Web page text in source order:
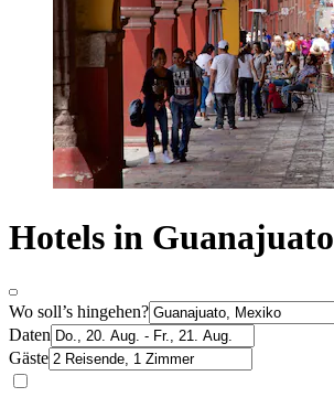
Hotels in Guanajuato
Wo soll’s hingehen?
Daten
Gäste